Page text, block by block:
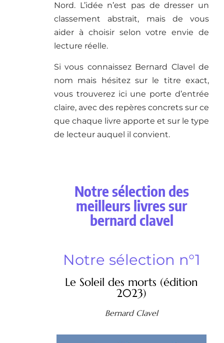
Nord. L’idée n’est pas de dresser un
classement abstrait, mais de vous
aider à choisir selon votre envie de
lecture réelle.
Si vous connaissez Bernard Clavel de
nom mais hésitez sur le titre exact,
vous trouverez ici une porte d’entrée
claire, avec des repères concrets sur ce
que chaque livre apporte et sur le type
de lecteur auquel il convient.
Notre sélection des
meilleurs livres sur
bernard clavel
Notre sélection n°1
Le Soleil des morts (édition
2023)
Bernard Clavel